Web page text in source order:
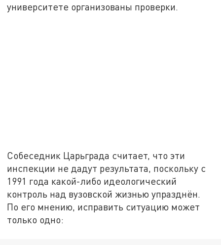
университете организованы проверки.
Собеседник Царьграда считает, что эти
инспекции не дадут результата, поскольку с
1991 года какой-либо идеологический
контроль над вузовской жизнью упразднён.
По его мнению, исправить ситуацию может
только одно: